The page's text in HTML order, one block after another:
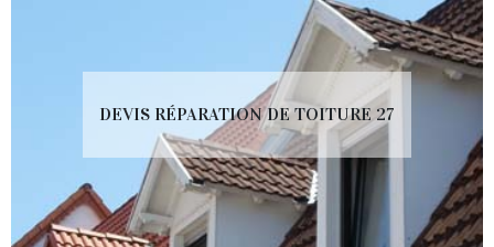
DEVIS RÉPARATION DE TOITURE 27